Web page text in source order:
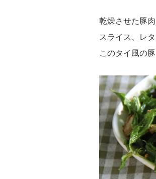
乾燥させた豚
スライス、レ
このタイ風の